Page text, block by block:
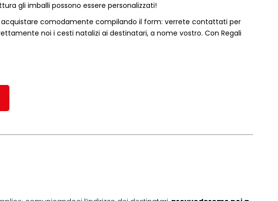
gli imballi possono essere personalizzati!
acquistare comodamente compilando il form: verrete contattati per
noi i cesti natalizi ai destinatari, a nome vostro. Con Regali